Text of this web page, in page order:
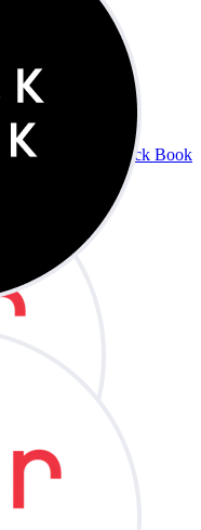
Black Book